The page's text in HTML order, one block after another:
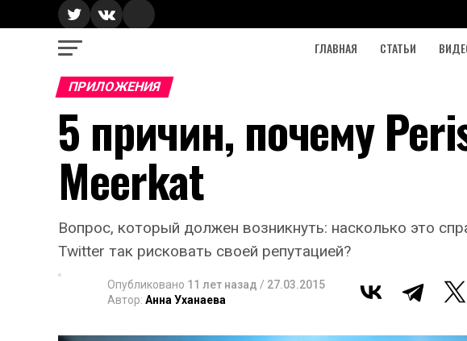
ГЛАВНАЯ СТАТЬИ
ПРИЛОЖЕНИЯ
5 причин, почему
Meerkat
Вопрос, который должен возникнуть: насколько это
Twitter так рисковать своей репутацией?
Опубликовано 11 лет назад / 27.03.2015
Автор: Анна Уханаева